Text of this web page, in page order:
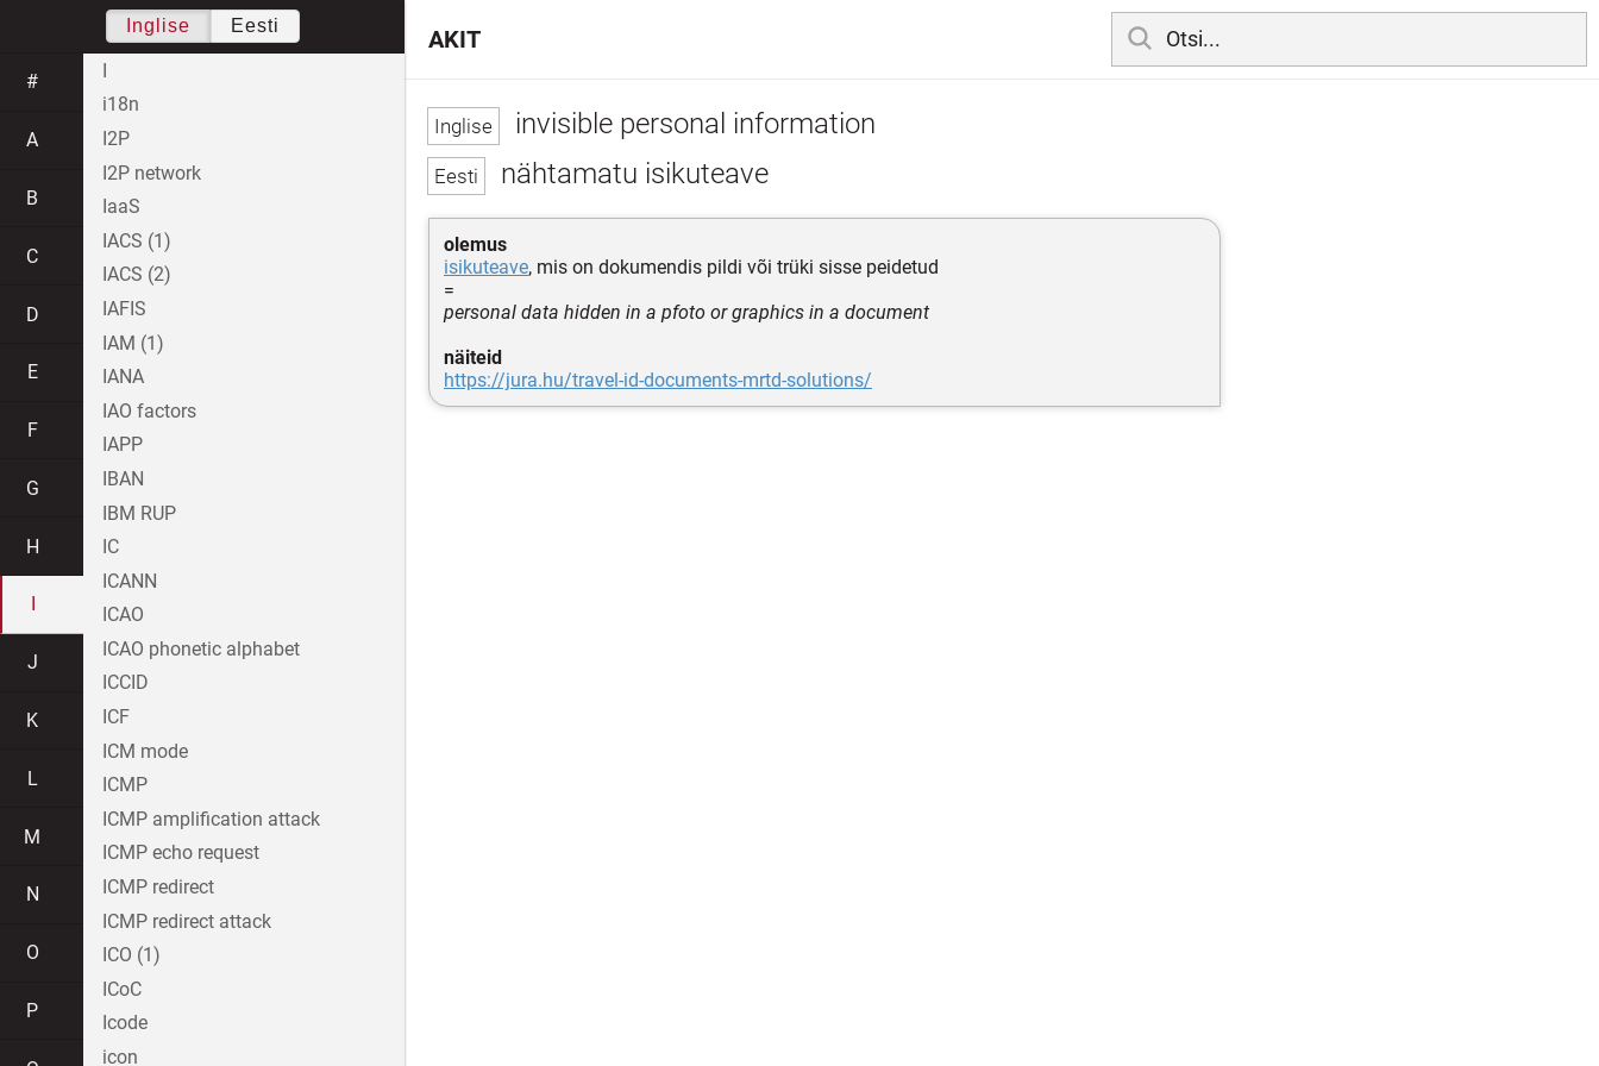
invisible personal information
nähtamatu isikuteave
olemus
isikuteave, mis on dokumendis pildi või trüki sisse peidetud
=
personal data hidden in a pfoto or graphics in a document
näiteid
https://jura.hu/travel-id-documents-mrtd-solutions/
AKIT
Inglise Eesti
#
A
B
C
D
E
F
G
H
J
K
L
M
N
O
P
I
i18n
I2P
I2P network
IaaS
IACS (1)
IACS (2)
IAFIS
IAM (1)
IANA
IAO factors
IAPP
IBAN
IBM RUP
IC
ICANN
ICAO
ICAO phonetic alphabet
ICCID
ICF
ICM mode
ICMP
ICMP amplification attack
ICMP echo request
ICMP redirect
ICMP redirect attack
ICO (1)
ICoC
Icode
icon